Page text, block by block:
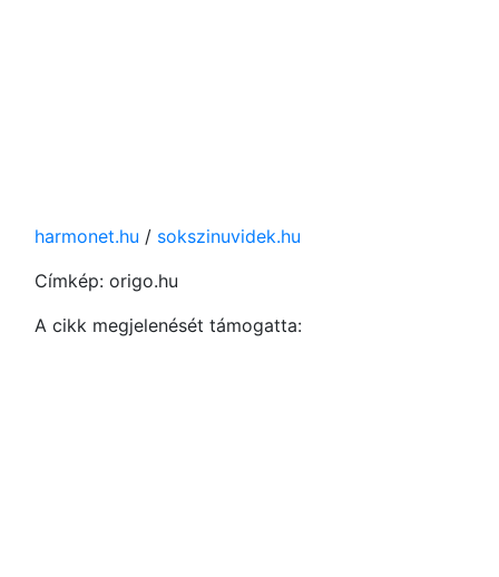
harmonet.hu / sokszinuvidek.hu
Címkép: origo.hu
A cikk megjelenését támogatta: